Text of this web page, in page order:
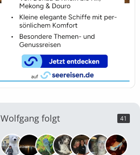
Wolfgang folgt 41